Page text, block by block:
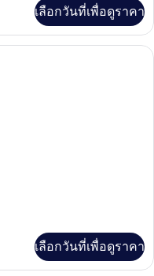
เลือกวันที่เพื่อดูราคา
ลักซ์, เตียงคิงไซส์ 1 เตียง | เค
เลือกวันที่เพื่อดูราคา